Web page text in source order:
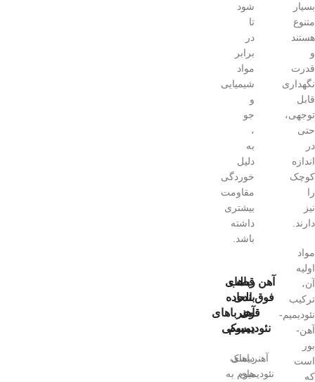
بسیار
متنوع
هستند
و
قدرت
نگهداری
قابل
توجهی،
حتی
در
اندازه
کوچک
را
نیز
دارند.
مواد
اولیه
آن،
ترکیب
نئودیمیم-
آهن-
بور
است
که
شود
تا
در
برابر
مواد
شیمیایی
و
جو
،
به
دلیل
خوردگی
مقاومت
بیشتری
داشته
باشد.
آهن رباهای
فوق العاده
قوی
نئودیمیوم
آهنرباهای
نئودیمیوم به
قطب
بندی
آهنرباهای
دیسکی
دیسک
های